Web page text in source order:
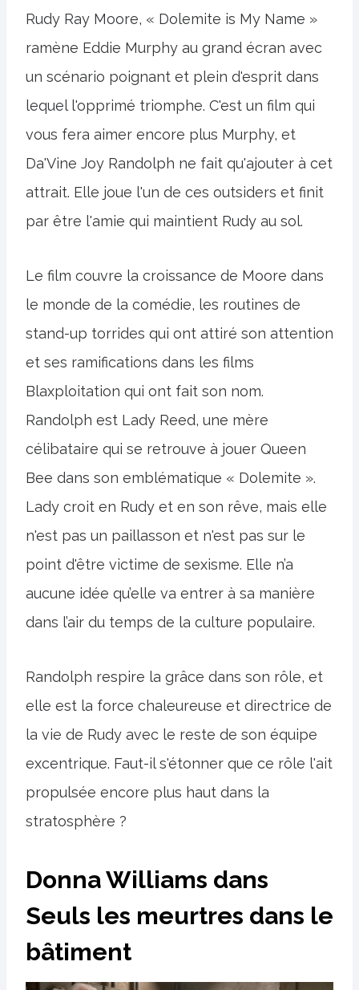
Rudy Ray Moore, « Dolemite is My Name »
ramène Eddie Murphy au grand écran avec
un scénario poignant et plein d'esprit dans
lequel l'opprimé triomphe. C'est un film qui
vous fera aimer encore plus Murphy, et
Da'Vine Joy Randolph ne fait qu'ajouter à cet
attrait. Elle joue l'un de ces outsiders et finit
par être l'amie qui maintient Rudy au sol.
Le film couvre la croissance de Moore dans
le monde de la comédie, les routines de
stand-up torrides qui ont attiré son attention
et ses ramifications dans les films
Blaxploitation qui ont fait son nom.
Randolph est Lady Reed, une mère
célibataire qui se retrouve à jouer Queen
Bee dans son emblématique « Dolemite ».
Lady croit en Rudy et en son rêve, mais elle
n'est pas un paillasson et n'est pas sur le
point d'être victime de sexisme. Elle n’a
aucune idée qu’elle va entrer à sa manière
dans l’air du temps de la culture populaire.
Randolph respire la grâce dans son rôle, et
elle est la force chaleureuse et directrice de
la vie de Rudy avec le reste de son équipe
excentrique. Faut-il s'étonner que ce rôle l'ait
propulsée encore plus haut dans la
stratosphère ?
Donna Williams dans
Seuls les meurtres dans le
bâtiment